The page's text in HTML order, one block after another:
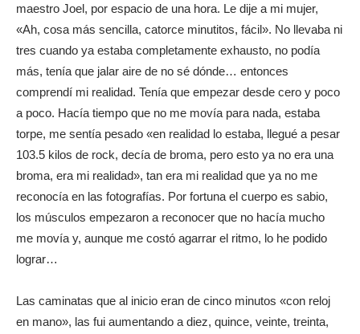
maestro Joel, por espacio de una hora. Le dije a mi mujer,
«Ah, cosa más sencilla, catorce minutitos, fácil». No llevaba ni
tres cuando ya estaba completamente exhausto, no podía
más, tenía que jalar aire de no sé dónde… entonces
comprendí mi realidad. Tenía que empezar desde cero y poco
a poco. Hacía tiempo que no me movía para nada, estaba
torpe, me sentía pesado «en realidad lo estaba, llegué a pesar
103.5 kilos de rock, decía de broma, pero esto ya no era una
broma, era mi realidad», tan era mi realidad que ya no me
reconocía en las fotografías. Por fortuna el cuerpo es sabio,
los músculos empezaron a reconocer que no hacía mucho
me movía y, aunque me costó agarrar el ritmo, lo he podido
lograr…
Las caminatas que al inicio eran de cinco minutos «con reloj
en mano», las fui aumentando a diez, quince, veinte, treinta,